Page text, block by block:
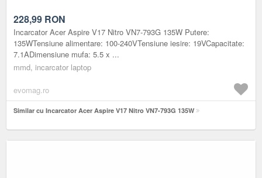
228,99 RON
Incarcator Acer Aspire V17 Nitro VN7-793G 135W Putere:
135WTensiune alimentare: 100-240VTensiune iesire: 19VCapacitate:
7.1ADimensiune mufa: 5.5 x ...
mmd, incarcator laptop
evomag.ro
Similar cu Incarcator Acer Aspire V17 Nitro VN7-793G 135W